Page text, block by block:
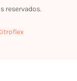
reservados.